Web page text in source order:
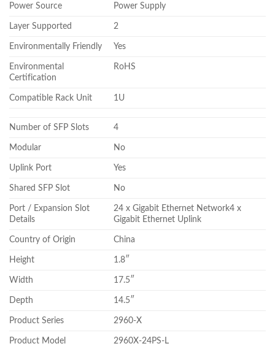
Power Source Power Supply
Layer Supported 2
Environmentally Friendly Yes
Environmental
Certification
RoHS
Compatible Rack Unit 1U
Number of SFP Slots 4
Modular No
Uplink Port Yes
Shared SFP Slot No
Port / Expansion Slot
Details
24 x Gigabit Ethernet Network4 x
Gigabit Ethernet Uplink
Country of Origin China
Height 1.8″
Width 17.5″
Depth 14.5″
Product Series 2960-X
Product Model 2960X-24PS-L